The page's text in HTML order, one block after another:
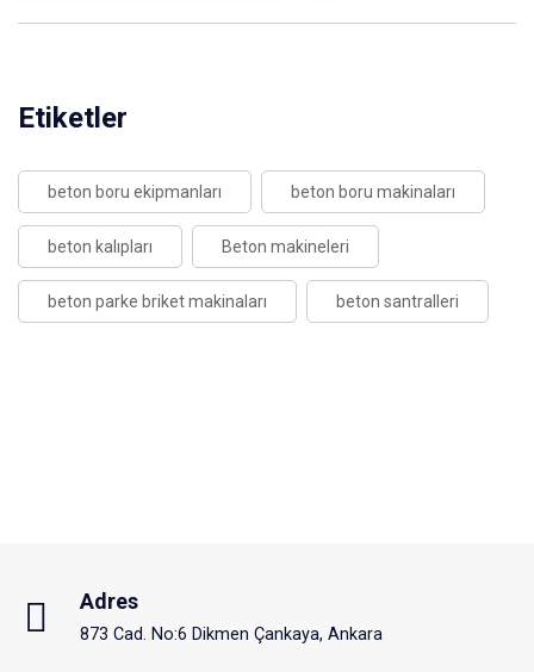
Etiketler
beton boru ekipmanları beton boru makinaları
beton kalıpları Beton makineleri
beton parke briket makinaları beton santralleri
Adres
873 Cad. No:6 Dikmen Çankaya, Ankara